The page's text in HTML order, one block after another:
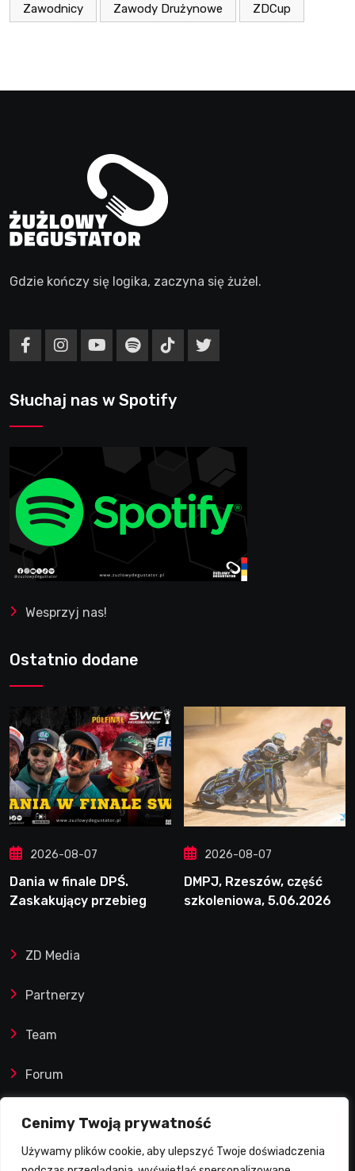
Cenimy Twoją prywatność
Używamy plików cookie, aby ulepszyć Twoje doświadczenia
Zawodnicy Zawody Drużynowe ZDCup
Gdzie kończy się logika, zaczyna się żużel.
Słuchaj nas w Spotify
Wesprzyj nas!
Ostatnio dodane
2026-08-07
Dania w finale DPŚ.
Zaskakujący przebieg
2026-08-07
DMPJ, Rzeszów, część
szkoleniowa, 5.06.2026
ZD Media
Partnerzy
Team
Forum
Reklamy i współprace
Prawa autorskie